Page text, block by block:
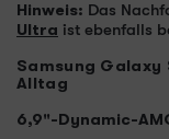
Hinweis: Das
Ultra ist ebenfalls
Samsung
Alltag
6,9"-Dynamic-